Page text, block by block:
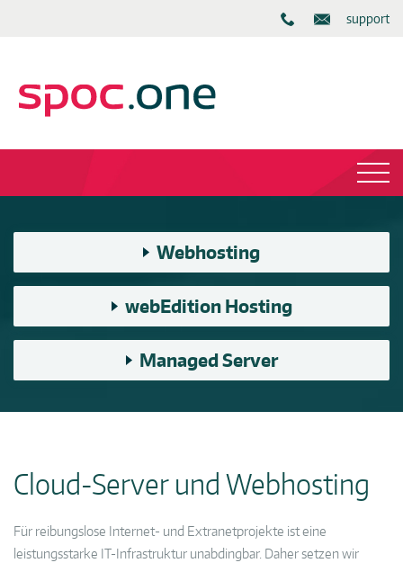
support
Webhosting
webEdition Hosting
Managed Server
Cloud-Server und Webhosting
Für reibungslose Internet- und Extranetprojekte ist eine
leistungsstarke IT-Infrastruktur unabdingbar. Daher setzen wir